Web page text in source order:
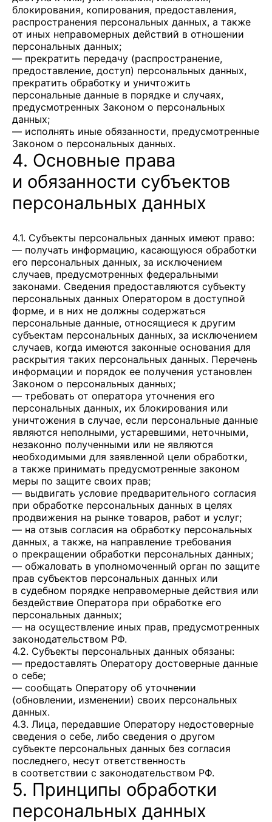
блокирования, копирования, предоставления,
распространения персональных данных, а также
от иных неправомерных действий в отношении
персональных данных;
— прекратить передачу (распространение,
предоставление, доступ) персональных данных,
прекратить обработку и уничтожить
персональные данные в порядке и случаях,
предусмотренных Законом о персональных
данных;
— исполнять иные обязанности, предусмотренные
Законом о персональных данных.
4. Основные права
и обязанности субъектов
персональных данных
4.1. Субъекты персональных данных имеют право:
— получать информацию, касающуюся обработки
его персональных данных, за исключением
случаев, предусмотренных федеральными
законами. Сведения предоставляются субъекту
персональных данных Оператором в доступной
форме, и в них не должны содержаться
персональные данные, относящиеся к другим
субъектам персональных данных, за исключением
случаев, когда имеются законные основания для
раскрытия таких персональных данных. Перечень
информации и порядок ее получения установлен
Законом о персональных данных;
— требовать от оператора уточнения его
персональных данных, их блокирования или
уничтожения в случае, если персональные данные
являются неполными, устаревшими, неточными,
незаконно полученными или не являются
необходимыми для заявленной цели обработки,
а также принимать предусмотренные законом
меры по защите своих прав;
— выдвигать условие предварительного согласия
при обработке персональных данных в целях
продвижения на рынке товаров, работ и услуг;
— на отзыв согласия на обработку персональных
данных, а также, на направление требования
о прекращении обработки персональных данных;
— обжаловать в уполномоченный орган по защите
прав субъектов персональных данных или
в судебном порядке неправомерные действия или
бездействие Оператора при обработке его
персональных данных;
— на осуществление иных прав, предусмотренных
законодательством РФ.
4.2. Субъекты персональных данных обязаны:
— предоставлять Оператору достоверные данные
о себе;
— сообщать Оператору об уточнении
(обновлении, изменении) своих персональных
данных.
4.3. Лица, передавшие Оператору недостоверные
сведения о себе, либо сведения о другом
субъекте персональных данных без согласия
последнего, несут ответственность
в соответствии с законодательством РФ.
5. Принципы обработки
персональных данных